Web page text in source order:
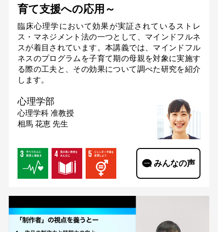
育て支援への応用～
臨床心理学において効果が実証されているストレ
ス・マネジメント法の一つとして、マインドフルネ
スが着目されています。本講義では、マインドフル
ネスのプログラムを子育て期の母親を対象に実施す
る際の工夫と、その効果について調べた研究を紹介
します。
心理学部
心理学科 准教授
相馬 花恵 先生
みんなの声